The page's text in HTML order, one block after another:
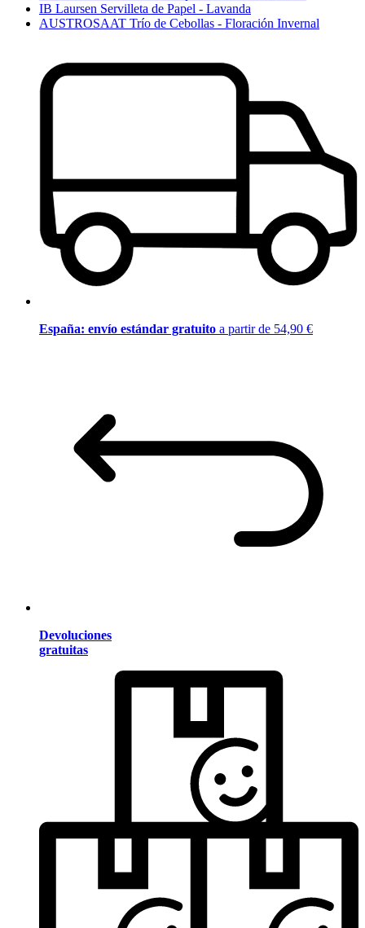
IB Laursen Servilleta de Papel - Lavanda
AUSTROSAAT Trío de Cebollas - Floración Invernal
España: envío estándar gratuito a partir de 54,90 €
Devoluciones
gratuitas